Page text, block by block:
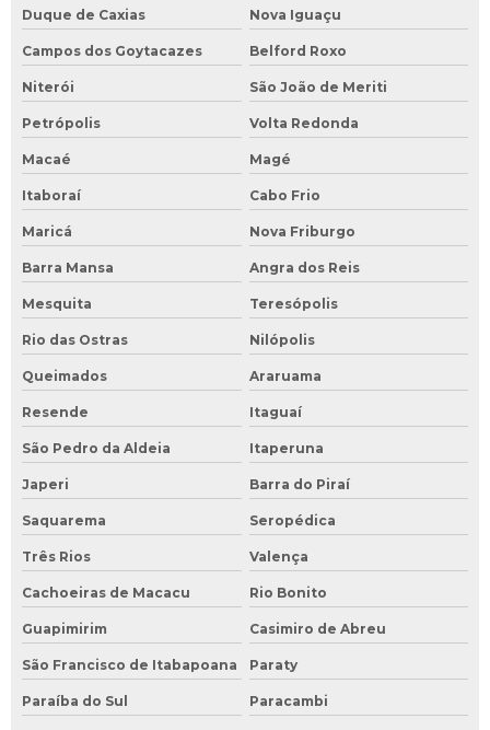
Duque de Caxias Nova Iguaçu
Campos dos Goytacazes Belford Roxo
Niterói São João de Meriti
Petrópolis Volta Redonda
Macaé Magé
Itaboraí Cabo Frio
Maricá Nova Friburgo
Barra Mansa Angra dos Reis
Mesquita Teresópolis
Rio das Ostras Nilópolis
Queimados Araruama
Resende Itaguaí
São Pedro da Aldeia Itaperuna
Japeri Barra do Piraí
Saquarema Seropédica
Três Rios Valença
Cachoeiras de Macacu Rio Bonito
Guapimirim Casimiro de Abreu
São Francisco de Itabapoana Paraty
Paraíba do Sul Paracambi